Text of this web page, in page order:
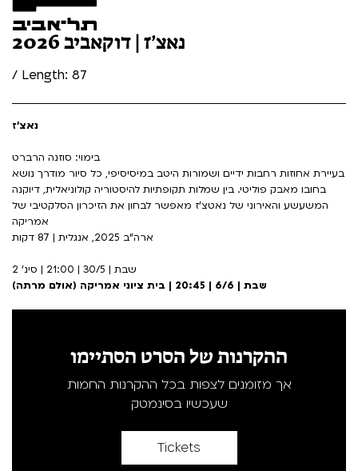
נאצ’ז | דוקאביב 2026
/ Length: 87
נאצ'ז
בימוי: סוזנה הרברט
בעיירת אחוזות רחבות ידיים ושמורות היטב במיסיסיפי, כל סיור מודרך נושא
בחובו מאבק פוליטי. בין שמלות תקופתיות להיסטוריה קולוניאלית, דיוקנה
המשעשע והאירוני של נאטצ'ז מאפשר לבחון את הזיכרון הסלקטיבי של
אמריקה
ארה"ב 2025, אנגלית | 87 דקות
שבת | 30/5 | 21:00 | סינ' 2
שבת | 6/6 | 20:45 | בית ציוני אמריקה (אולם מרתה)
ההקרנות של הסרט הסתיימו
אך מזומנים לצפות בכל ההקרנות החמות
שעכשיו בסינמטק
Tickets